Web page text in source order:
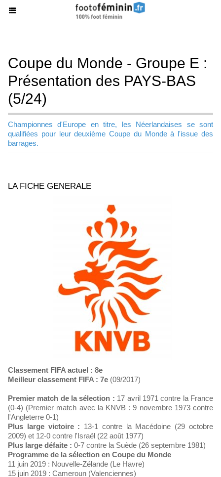
Coupe du Monde - Groupe E :
Présentation des PAYS-BAS
(5/24)
Championnes d'Europe en titre, les Néerlandaises se sont
qualifiées pour leur deuxième Coupe du Monde à l'issue des
barrages.
LA FICHE GENERALE
Classement FIFA actuel : 8e
Meilleur classement FIFA : 7e (09/2017)
Premier match de la sélection : 17 avril 1971 contre la France
(0-4) (Premier match avec la KNVB : 9 novembre 1973 contre
l'Angleterre 0-1)
Plus large victoire : 13-1 contre la Macédoine (29 octobre
2009) et 12-0 contre l'Israël (22 août 1977)
Plus large défaite : 0-7 contre la Suède (26 septembre 1981)
Programme de la sélection en Coupe du Monde
11 juin 2019 : Nouvelle-Zélande (Le Havre)
15 juin 2019 : Cameroun (Valenciennes)